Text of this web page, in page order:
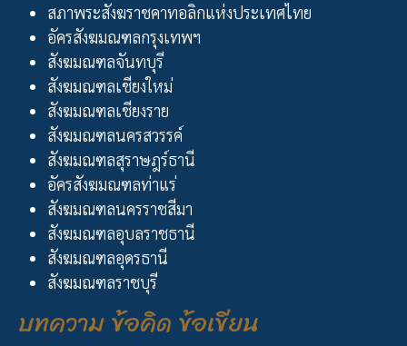
สภาพระสังฆราชคาทอลิกแห่งประเทศไทย
อัครสังฆมณฑลกรุงเทพฯ
สังฆมณฑลจันทบุรี
สังฆมณฑลเชียงใหม่
สังฆมณฑลเชียงราย
สังฆมณฑลนครสวรรค์
สังฆมณฑลสุราษฎร์ธานี
อัครสังฆมณฑลท่าแร่
สังฆมณฑลนครราชสีมา
สังฆมณฑลอุบลราชธานี
สังฆมณฑลอุดรธานี
สังฆมณฑลราชบุรี
บทความ ข้อคิด ข้อเขียน